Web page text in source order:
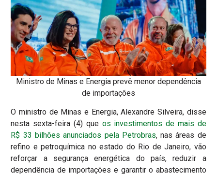
Ministro de Minas e Energia prevê menor dependência
de importações
O ministro de Minas e Energia, Alexandre Silveira, disse
nesta sexta-feira (4) que os investimentos de mais de
R$ 33 bilhões anunciados pela Petrobras, nas áreas de
refino e petroquímica no estado do Rio de Janeiro, vão
reforçar a segurança energética do país, reduzir a
dependência de importações e garantir o abastecimento